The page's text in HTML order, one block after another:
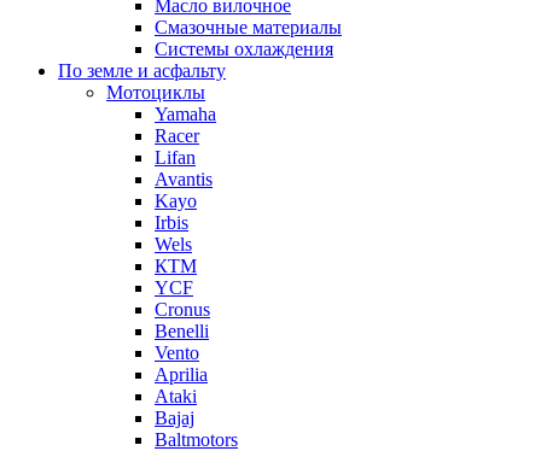
Масло вилочное
Смазочные материалы
Системы охлаждения
По земле и асфальту
Мотоциклы
Yamaha
Racer
Lifan
Avantis
Kayo
Irbis
Wels
КТМ
YCF
Cronus
Benelli
Vento
Aprilia
Ataki
Bajaj
Baltmotors